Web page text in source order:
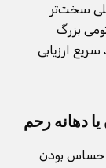
سخت‌تر
بزرگ
ارزیابی
دهانه رحم
حساس بودن